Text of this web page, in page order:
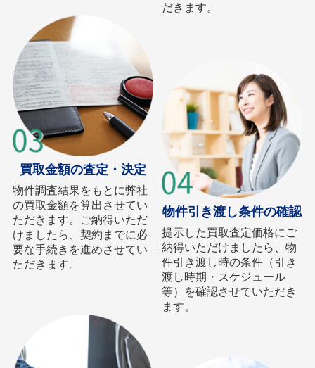
だきます。
買取金額の査定・決定
物件調査結果をもとに弊社
の買取金額を算出させてい
ただきます。ご納得いただ
けましたら、契約までに必
要な手続きを進めさせてい
ただきます。
物件引き渡し条件の確認
提示した買取査定価格にご
納得いただけましたら、物
件引き渡し時の条件（引き
渡し時期・スケジュール
等）を確認させていただき
ます。